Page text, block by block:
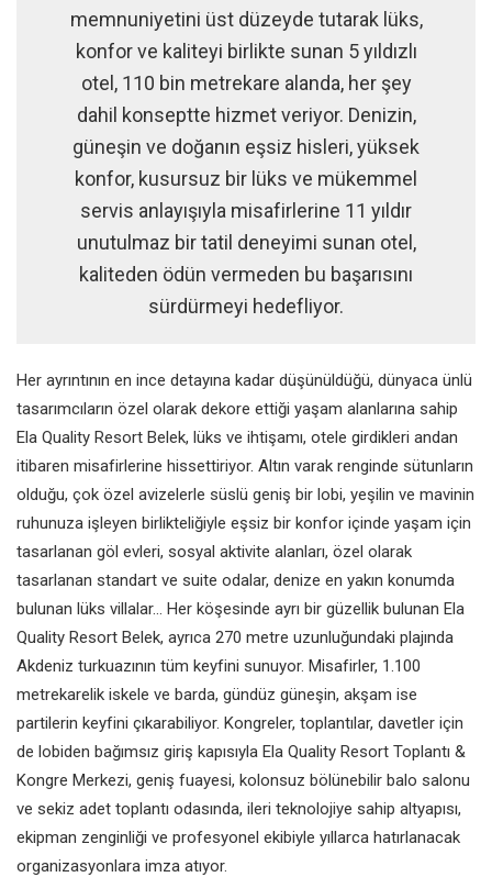
memnuniyetini üst düzeyde tutarak lüks,
konfor ve kaliteyi birlikte sunan 5 yıldızlı
otel, 110 bin metrekare alanda, her şey
dahil konseptte hizmet veriyor. Denizin,
güneşin ve doğanın eşsiz hisleri, yüksek
konfor, kusursuz bir lüks ve mükemmel
servis anlayışıyla misafirlerine 11 yıldır
unutulmaz bir tatil deneyimi sunan otel,
kaliteden ödün vermeden bu başarısını
sürdürmeyi hedefliyor.
Her ayrıntının en ince detayına kadar düşünüldüğü, dünyaca ünlü
tasarımcıların özel olarak dekore ettiği yaşam alanlarına sahip
Ela Quality Resort Belek, lüks ve ihtişamı, otele girdikleri andan
itibaren misafirlerine hissettiriyor. Altın varak renginde sütunların
olduğu, çok özel avizelerle süslü geniş bir lobi, yeşilin ve mavinin
ruhunuza işleyen birlikteliğiyle eşsiz bir konfor içinde yaşam için
tasarlanan göl evleri, sosyal aktivite alanları, özel olarak
tasarlanan standart ve suite odalar, denize en yakın konumda
bulunan lüks villalar… Her köşesinde ayrı bir güzellik bulunan Ela
Quality Resort Belek, ayrıca 270 metre uzunluğundaki plajında
Akdeniz turkuazının tüm keyfini sunuyor. Misafirler, 1.100
metrekarelik iskele ve barda, gündüz güneşin, akşam ise
partilerin keyfini çıkarabiliyor. Kongreler, toplantılar, davetler için
de lobiden bağımsız giriş kapısıyla Ela Quality Resort Toplantı &
Kongre Merkezi, geniş fuayesi, kolonsuz bölünebilir balo salonu
ve sekiz adet toplantı odasında, ileri teknolojiye sahip altyapısı,
ekipman zenginliği ve profesyonel ekibiyle yıllarca hatırlanacak
organizasyonlara imza atıyor.